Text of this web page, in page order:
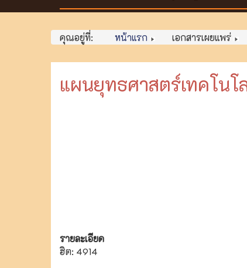
คุณอยู่ที่: หน้าแรก เอกสารเผยแพร่
แผนยุทธศาสตร์เทคโนโ
รายละเอียด
ฮิต: 4914